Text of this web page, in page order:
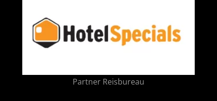
Partner Reisbureau